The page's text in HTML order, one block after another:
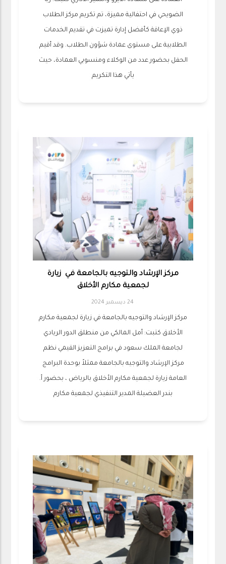
الضويحي في احتفالية مميزة، تم تكريم مركز الطلاب
ذوي الإعاقة كأفضل إدارة تميزت في تقديم الخدمات
الطلابية على مستوى عمادة شؤون الطلاب. وقد أقيم
الحفل بحضور عدد من الوكلاء ومنسوبي العمادة، حيث
يأتي هذا التكريم
مركز الإرشاد والتوجيه بالجامعة في زيارة
لجمعية مكارم الأخلاق
24 ديسمبر 2024
مركز الإرشاد والتوجيه بالجامعة في زيارة لجمعية مكارم
الأخلاق كتبت: أمل المالكي من منطلق الدور الريادي
لجامعة الملك سعود في برامج التعزيز القيمي نظم
مركز الإرشاد والتوجيه بالجامعة ممثلاً بوحدة البرامج
العامة زيارة لجمعية مكارم الأخلاق بالرياض ، بحضور أ.
بندر العضيلة المدير التنفيذي لجمعية مكارم